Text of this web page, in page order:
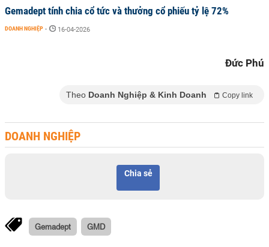
Gemadept tính chia cổ tức và thưởng cổ phiếu tỷ lệ 72%
DOANH NGHIỆP - 16-04-2026
Đức Phú
Theo Doanh Nghiệp & Kinh Doanh Copy link
DOANH NGHIỆP
Chia sẻ
Gemadept GMD